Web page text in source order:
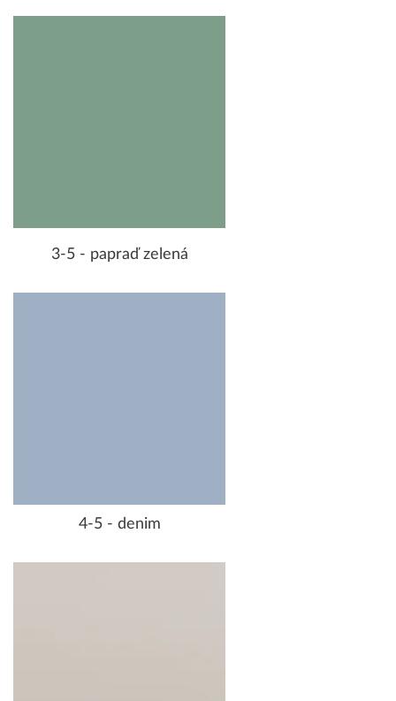
3-5 - papraď zelená
4-5 - denim